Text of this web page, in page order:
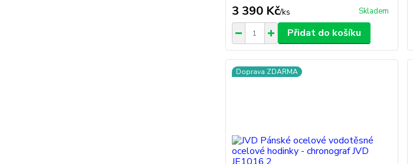
3 390 Kč/ks Skladem
Přidat do košíku
Doprava ZDARMA